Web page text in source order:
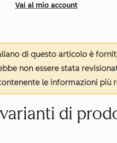
Vai al mio account
di questo articolo è
non essere stata
le informazioni più
di